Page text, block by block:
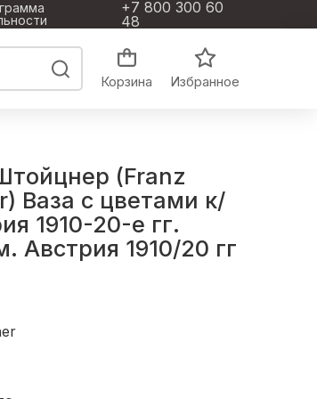
+7 800 300 60
48
Корзина Избранное
(Franz
Ваза с цветами к/
1910-20-е гг.
Австрия 1910/20 гг